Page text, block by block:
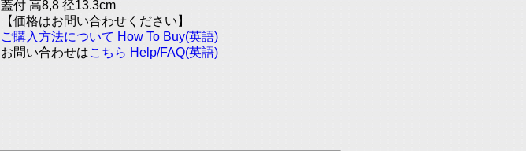
蓋付 高8,8 径13.3cm
【価格はお問い合わせください】
ご購入方法について How To Buy(英語)
お問い合わせはこちら Help/FAQ(英語)